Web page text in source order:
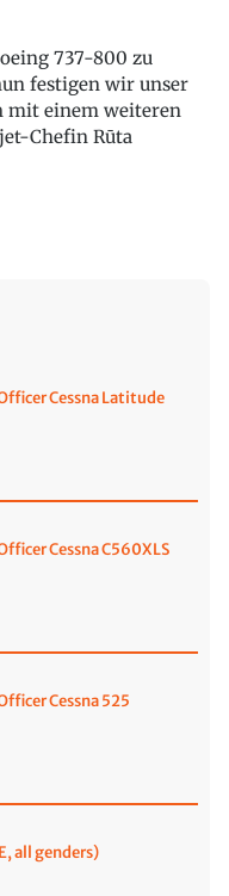
737-800 zu
festigen wir unser
mit einem weiteren
Chefin Rūta
Cessna Latitude
Cessna C560XLS
Cessna 525
all genders)